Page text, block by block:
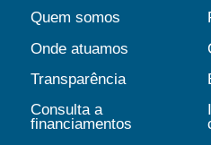
Quem somos
Onde atuamos
Transparência
Consulta a
financiamentos